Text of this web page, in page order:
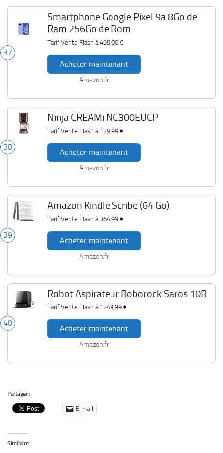
37
Smartphone Google Pixel 9a 8Go de
Ram 256Go de Rom
Tarif Vente Flash à499,00 €
Acheter maintenant
Amazon.fr
38
Ninja CREAMi NC300EUCP
Tarif Vente Flash à 179,99 €
Acheter maintenant
Amazon.fr
39
Amazon Kindle Scribe (64 Go)
Tarif Vente Flash à 364,99 €
Acheter maintenant
Amazon.fr
40
Robot Aspirateur Roborock Saros 10R
Tarif Vente Flash à 1249,99 €
Acheter maintenant
Amazon.fr
Partager :
E-mail
Similaire